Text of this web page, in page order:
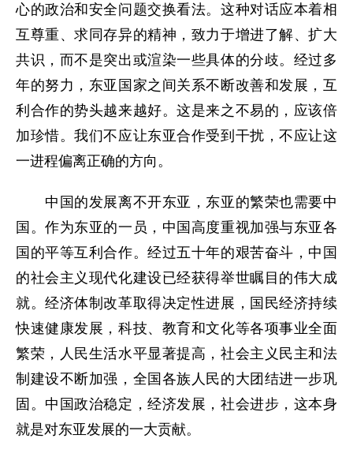
心的政治和安全问题交换看法。这种对话应本着相
互尊重、求同存异的精神，致力于增进了解、扩大
共识，而不是突出或渲染一些具体的分歧。经过多
年的努力，东亚国家之间关系不断改善和发展，互
利合作的势头越来越好。这是来之不易的，应该倍
加珍惜。我们不应让东亚合作受到干扰，不应让这
一进程偏离正确的方向。
中国的发展离不开东亚，东亚的繁荣也需要中
国。作为东亚的一员，中国高度重视加强与东亚各
国的平等互利合作。经过五十年的艰苦奋斗，中国
的社会主义现代化建设已经获得举世瞩目的伟大成
就。经济体制改革取得决定性进展，国民经济持续
快速健康发展，科技、教育和文化等各项事业全面
繁荣，人民生活水平显著提高，社会主义民主和法
制建设不断加强，全国各族人民的大团结进一步巩
固。中国政治稳定，经济发展，社会进步，这本身
就是对东亚发展的一大贡献。